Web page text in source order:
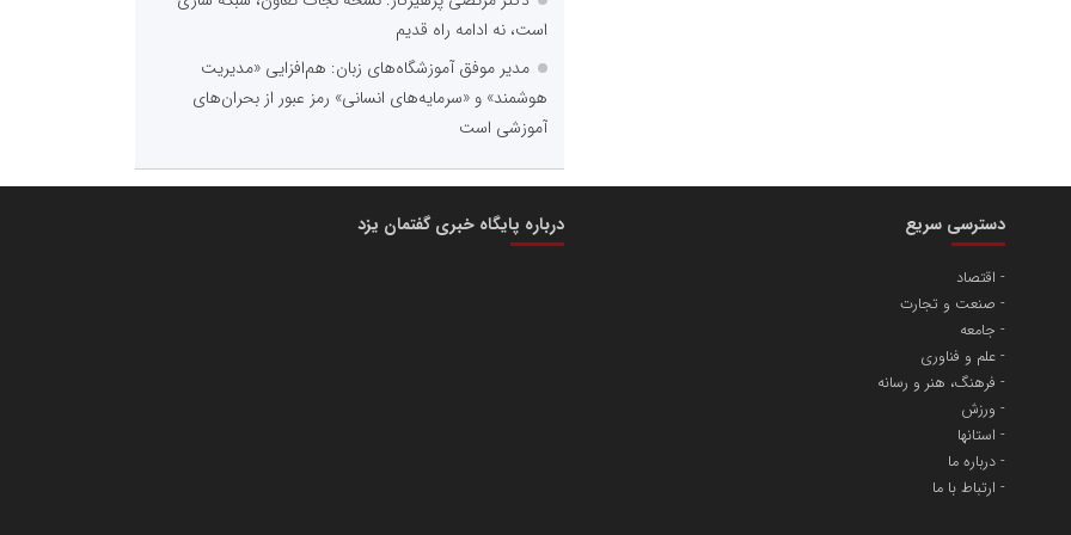
و تجارت
است، نه ادامه راه قدیم
مدیر موفق آموزشگاه‌های زبان: هم‌افزایی «مدیریت
هوشمند» و «سرمایه‌های انسانی» رمز عبور از بحران‌های
آموزشی است
دسترسی سریع
اقتصاد
صنعت و تجارت
جامعه
علم و فناوری
فرهنگ، هنر و رسانه
ورزش
استانها
درباره ما
ارتباط با ما
درباره پایگاه خبری گفتمان یزد